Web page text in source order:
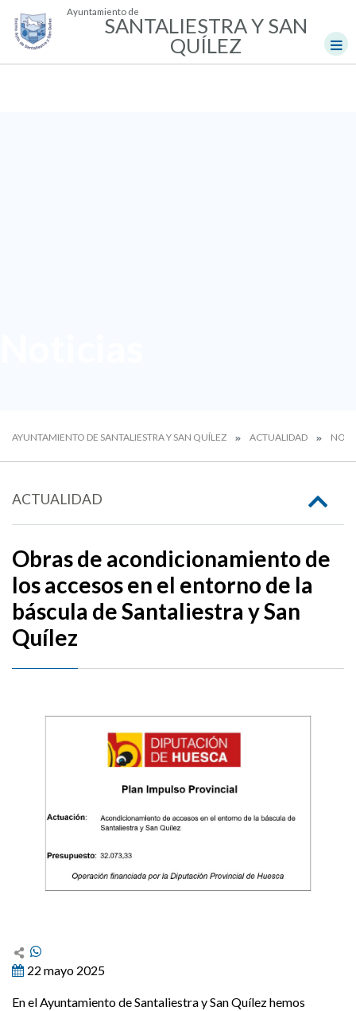
Ayuntamiento de
SANTALIESTRA Y SAN
QUÍLEZ
AYUNTAMIENTO DE SANTALIESTRA Y SAN QUÍLEZ ACTUALIDAD
ACTUALIDAD
Obras de acondicionamiento de
los accesos en el entorno de la
báscula de Santaliestra y San
Quílez
22 mayo 2025
En el Ayuntamiento de Santaliestra y San Quílez hemos